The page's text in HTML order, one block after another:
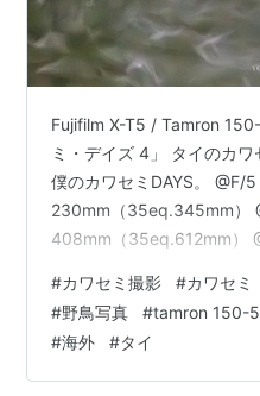
Fujifilm X-T5 / Tamron
ミ・デイズ 4」 タイのカワ
僕のカワセミDAYS。
230mm（35eq.345mm）
408mm（35eq.612mm）
408mm（35eq.612mm）
500mm（35eq.750mm）
#カワセミ撮影 #カワセミ
#野鳥写真 #tamron 150-
#海外 #タイ